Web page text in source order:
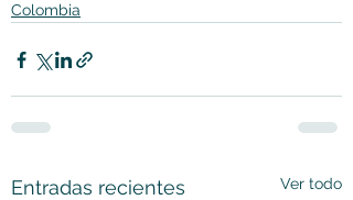
Colombia
Entradas recientes Ver todo